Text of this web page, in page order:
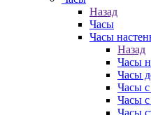
Назад
Часы
Часы
Назад
Часы
Часы
Часы
Часы с
Часы